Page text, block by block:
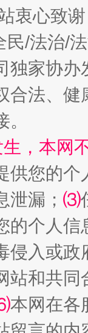
从幼
衷心致
民/法治/
独家协
合法、
，本网
供您的个
泄漏； ⑶
的个人
侵入或
站和共
本网在各